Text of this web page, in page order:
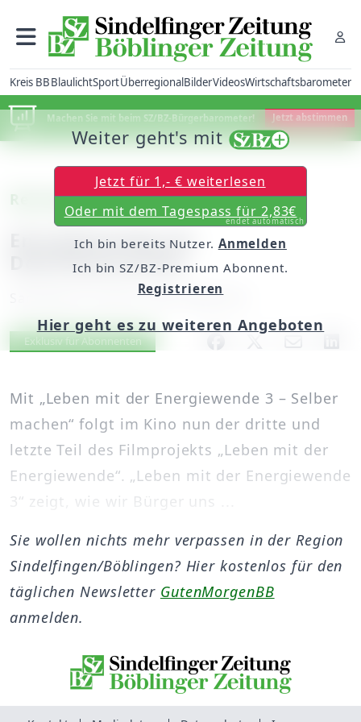
Kreis BBBlaulichtSportÜberregionalBilderVideosWirtschaftsbarometer
Machen Sie mit beim SZ/BZ-Bürgerbarometer! Jetzt abstimmen
Renningen
Energiewende als
Dokumentarfilm
Samstag, 02. Januar 2016, 06:00 Uhr
Artikel vorlesen
Exklusiv für Abonnenten
Mit „Leben mit der Energiewende 3 – Selber
machen“ folgt im Kino nun der dritte und
letzte Teil des Filmprojekts „Leben mit der
Energiewende“. „Leben mit der Energiewende
3“ zeigt, wie wir Bürger uns ...
Weiter geht's mit
Jetzt für 1,- € weiterlesen
Oder mit dem Tagespass für 2,83€
endet automatisch
Ich bin bereits Nutzer. Anmelden
Ich bin SZ/BZ-Premium Abonnent.
Registrieren
Hier geht es zu weiteren Angeboten
Sie wollen nichts mehr verpassen in der Region
Sindelfingen/Böblingen? Hier kostenlos für den
täglichen Newsletter GutenMorgenBB
anmelden.